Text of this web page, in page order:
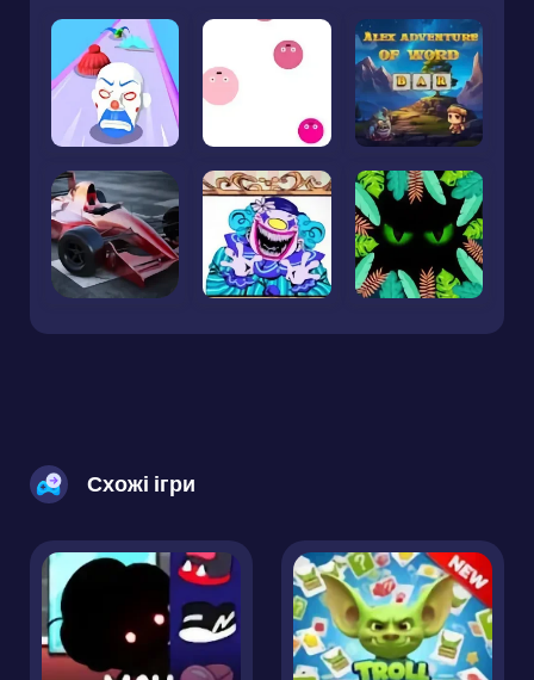
Схожі ігри